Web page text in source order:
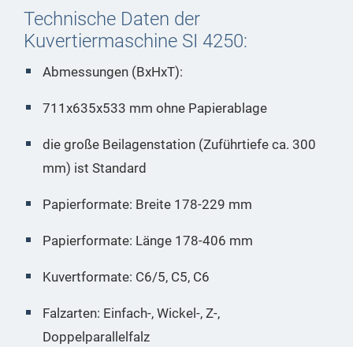
Technische Daten der
Kuvertiermaschine SI 4250:
Abmessungen (BxHxT):
711x635x533 mm ohne Papierablage
die große Beilagenstation (Zuführtiefe ca. 300
mm) ist Standard
Papierformate: Breite 178-229 mm
Papierformate: Länge 178-406 mm
Kuvertformate: C6/5, C5, C6
Falzarten: Einfach-, Wickel-, Z-,
Doppelparallelfalz